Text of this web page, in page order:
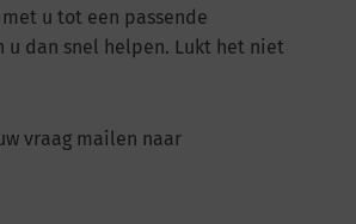
u tot een passende
u dan snel helpen. Lukt het niet
vraag mailen naar